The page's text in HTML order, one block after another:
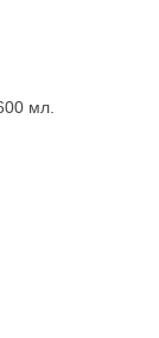
мл.